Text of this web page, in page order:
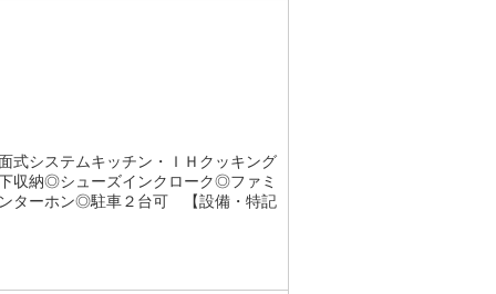
システムキッチン・ＩＨクッキング
収納◎シューズインクローク◎ファミ
ターホン◎駐車２台可 【設備・特記